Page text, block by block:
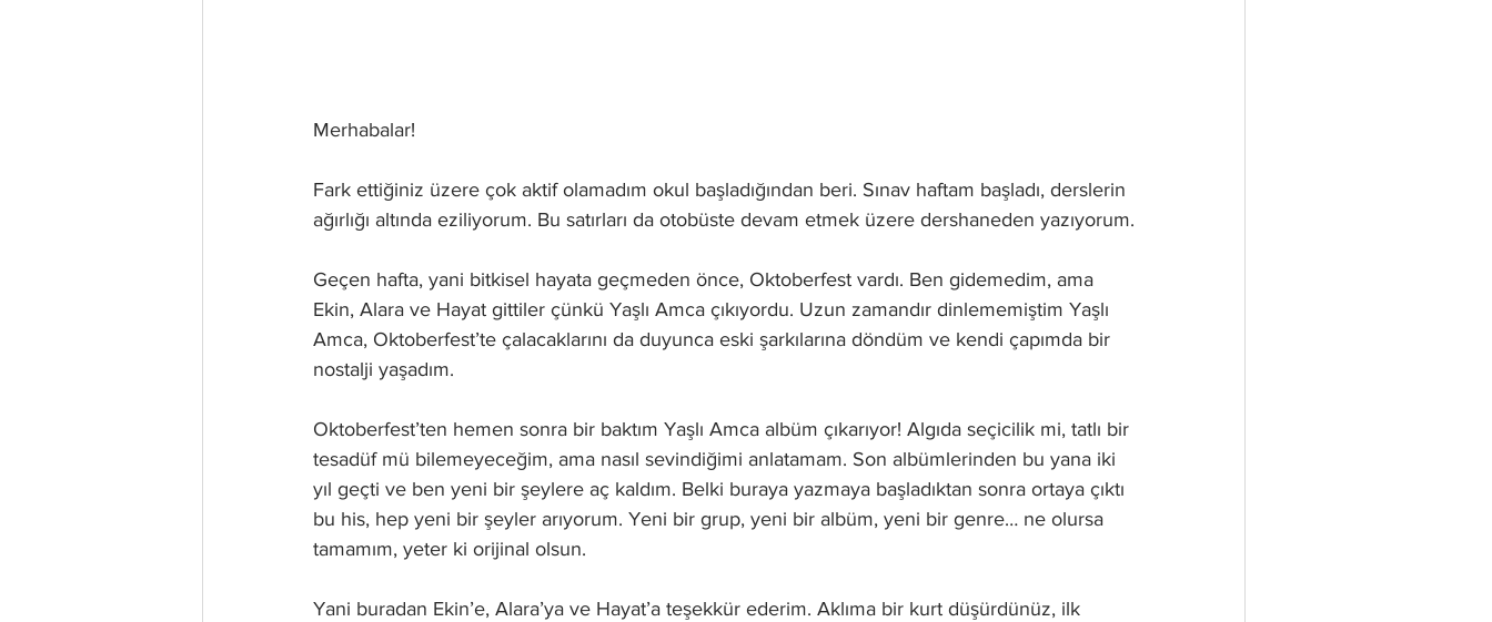
Merhabalar!
Fark ettiğiniz üzere çok aktif olamadım okul başladığından beri. Sınav haftam başladı, derslerin
ağırlığı altında eziliyorum. Bu satırları da otobüste devam etmek üzere dershaneden yazıyorum.
Geçen hafta, yani bitkisel hayata geçmeden önce, Oktoberfest vardı. Ben gidemedim, ama
Ekin, Alara ve Hayat gittiler çünkü Yaşlı Amca çıkıyordu. Uzun zamandır dinlememiştim Yaşlı
Amca, Oktoberfest’te çalacaklarını da duyunca eski şarkılarına döndüm ve kendi çapımda bir
nostalji yaşadım.
Oktoberfest’ten hemen sonra bir baktım Yaşlı Amca albüm çıkarıyor! Algıda seçicilik mi, tatlı bir
tesadüf mü bilemeyeceğim, ama nasıl sevindiğimi anlatamam. Son albümlerinden bu yana iki
yıl geçti ve ben yeni bir şeylere aç kaldım. Belki buraya yazmaya başladıktan sonra ortaya çıktı
bu his, hep yeni bir şeyler arıyorum. Yeni bir grup, yeni bir albüm, yeni bir genre… ne olursa
tamamım, yeter ki orijinal olsun.
Yani buradan Ekin’e, Alara’ya ve Hayat’a teşekkür ederim. Aklıma bir kurt düşürdünüz, ilk